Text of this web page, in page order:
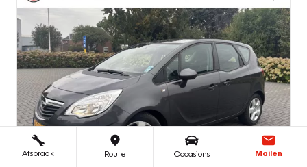
Afspraak Route Occasions Mailen